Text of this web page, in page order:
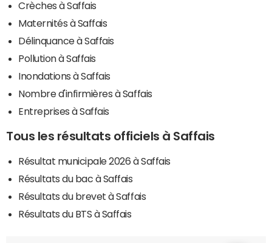
Crèches à Saffais
Maternités à Saffais
Délinquance à Saffais
Pollution à Saffais
Inondations à Saffais
Nombre d'infirmières à Saffais
Entreprises à Saffais
Tous les résultats officiels à Saffais
Résultat municipale 2026 à Saffais
Résultats du bac à Saffais
Résultats du brevet à Saffais
Résultats du BTS à Saffais